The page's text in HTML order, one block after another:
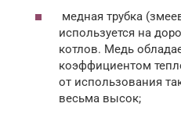
медная трубка
используется на
котлов. Медь
коэффициентом
от использования
весьма высок;